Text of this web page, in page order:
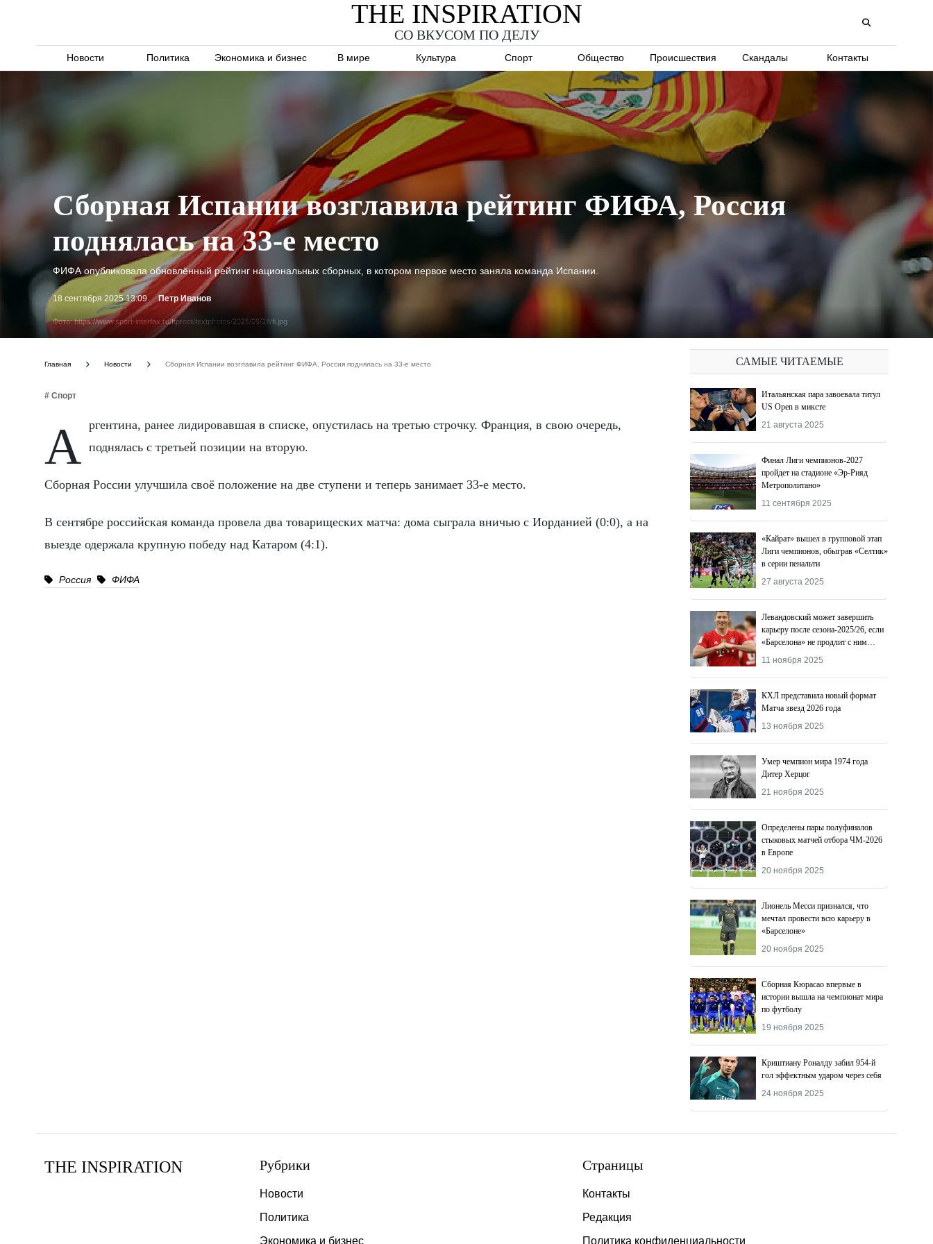
THE INSPIRATION
СО ВКУСОМ ПО ДЕЛУ
Новости Политика Экономика и бизнес В мире Культура Спорт Общество Происшествия Скандалы Контакты
Фото: https://www.sport-interfax.ru/ftproot/textphotos/2025/09/18/fi.jpg
Сборная Испании возглавила рейтинг ФИФА, Россия
поднялась на 33-е место
ФИФА опубликовала обновлённый рейтинг национальных сборных, в котором первое место заняла команда Испании.
18 сентября 2025 13:09 Петр Иванов
Главная Новости Сборная Испании возглавила рейтинг ФИФА, Россия поднялась на 33-е место
# Спорт
Аргентина, ранее лидировавшая в списке, опустилась на третью строчку. Франция, в свою очередь, поднялась с третьей позиции на вторую.
Сборная России улучшила своё положение на две ступени и теперь занимает 33-е место.
В сентябре российская команда провела два товарищеских матча: дома сыграла вничью с Иорданией (0:0), а на
выезде одержала крупную победу над Катаром (4:1).
Россия ФИФА
САМЫЕ ЧИТАЕМЫЕ
Итальянская пара завоевала титул
US Open в миксте
21 августа 2025
Финал Лиги чемпионов-2027
пройдет на стадионе «Эр-Рияд
Метрополитано»
11 сентября 2025
«Кайрат» вышел в групповой этап
Лиги чемпионов, обыграв «Селтик»
в серии пенальти
27 августа 2025
Левандовский может завершить
карьеру после сезона-2025/26, если
«Барселона» не продлит с ним
контракт
11 ноября 2025
КХЛ представила новый формат
Матча звезд 2026 года
13 ноября 2025
Умер чемпион мира 1974 года
Дитер Херцог
21 ноября 2025
Определены пары полуфиналов
стыковых матчей отбора ЧМ-2026
в Европе
20 ноября 2025
Лионель Месси признался, что
мечтал провести всю карьеру в
«Барселоне»
20 ноября 2025
Сборная Кюрасао впервые в
истории вышла на чемпионат мира
по футболу
19 ноября 2025
Криштиану Роналду забил 954-й
гол эффектным ударом через себя
24 ноября 2025
THE INSPIRATION Рубрики
Новости
Политика
Экономика и бизнес
Страницы
Контакты
Редакция
Политика конфиденциальности